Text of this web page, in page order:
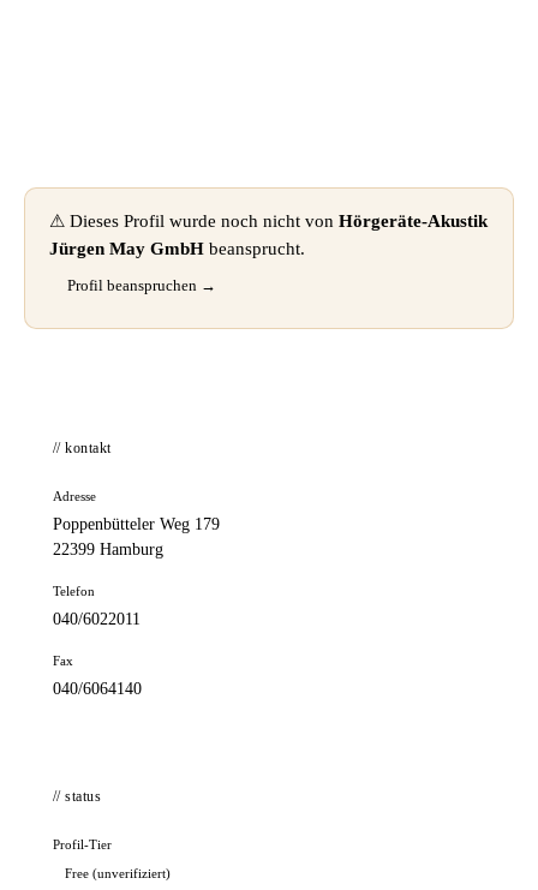
⚠ Dieses Profil wurde noch nicht von Hörgeräte-Akustik
Jürgen May GmbH beansprucht.
Profil beanspruchen →
// kontakt
Adresse
Poppenbütteler Weg 179
22399 Hamburg
Telefon
040/6022011
Fax
040/6064140
// status
Profil-Tier
Free (unverifiziert)